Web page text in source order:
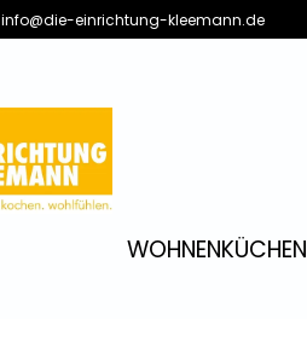
info@die-einrichtung-kleemann.de
WOHNENKÜCHEN